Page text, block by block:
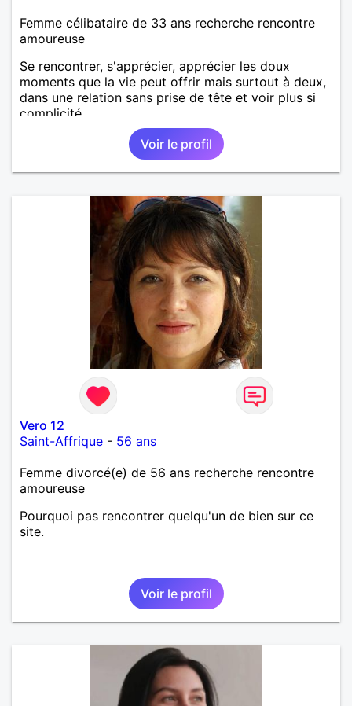
Femme célibataire de 33 ans recherche rencontre
amoureuse
Se rencontrer, s'apprécier, apprécier les doux
moments que la vie peut offrir mais surtout à deux,
dans une relation sans prise de tête et voir plus si
complicité.
Voir le profil
Vero 12
Saint-Affrique - 56 ans
Femme divorcé(e) de 56 ans recherche rencontre
amoureuse
Pourquoi pas rencontrer quelqu'un de bien sur ce
site.
Voir le profil